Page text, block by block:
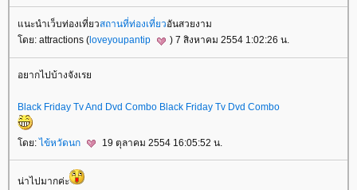
แนะนำเว็บท่องเที่ยวสถานที่ท่องเที่ยวอันสวยงาม
โดย: attractions ( loveyoupantip ) 7 สิงหาคม 2554 1:02:26 น.
อยากไปบ้างจังเรย
Black Friday Tv And Dvd Combo Black Friday Tv Dvd Combo
โดย:ไข้หวัดนก 19 ตุลาคม 2554 16:05:52 น.
น่าไปมากค่ะ